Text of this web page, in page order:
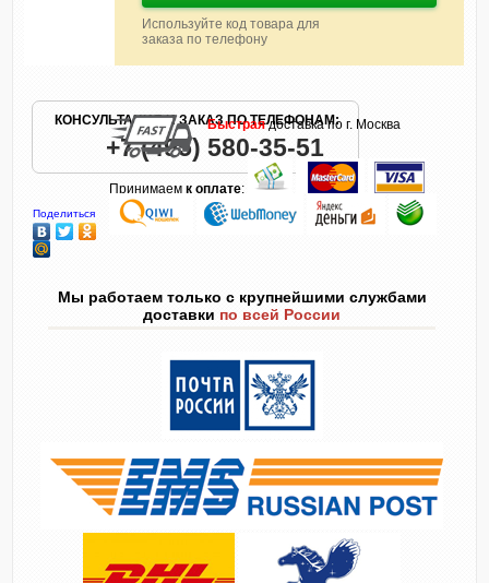
Используйте код товара для
заказа по телефону
КОНСУЛЬТАЦИЯ И ЗАКАЗ ПО ТЕЛЕФОНАМ:
+7 (495) 580-35-51
Поделиться
Быстраядоставка по г. Москва
Принимаемк оплате:
Мы работаем только с крупнейшими службами
доставки по всей России